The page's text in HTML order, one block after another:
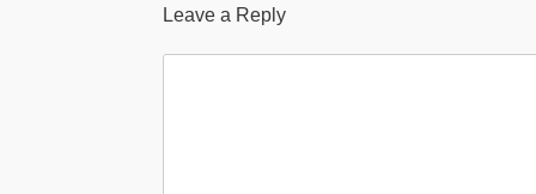
Leave a Reply